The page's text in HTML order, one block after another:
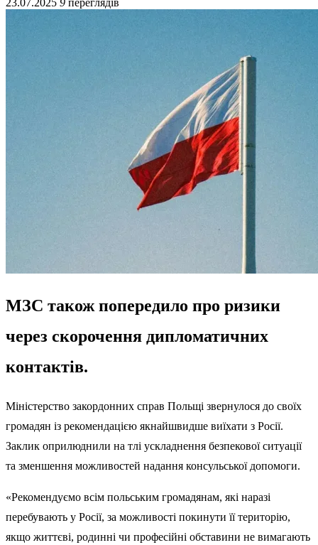
23.07.2025 9 переглядів
МЗС також попередило про ризики
через скорочення дипломатичних
контактів.
Міністерство закордонних справ Польщі звернулося до своїх
громадян із рекомендацією якнайшвидше виїхати з Росії.
Заклик оприлюднили на тлі ускладнення безпекової ситуації
та зменшення можливостей надання консульської допомоги.
«Рекомендуємо всім польським громадянам, які наразі
перебувають у Росії, за можливості покинути її територію,
якщо життєві, родинні чи професійні обставини не вимагають